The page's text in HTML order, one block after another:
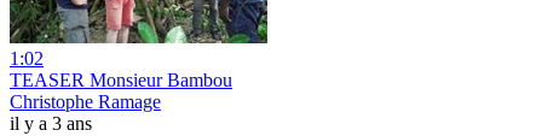
1:02
TEASER Monsieur Bambou
Christophe Ramage
il y a 3 ans